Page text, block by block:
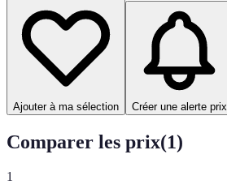
Ajouter à ma sélection Créer une alerte prix
Comparer les prix(1)
1